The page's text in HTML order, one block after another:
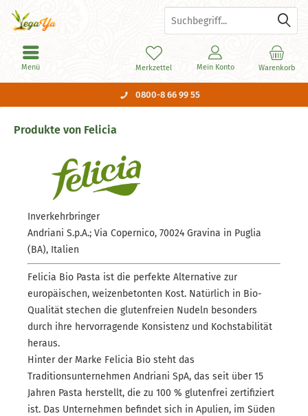
0800-8 66 99 55
Warenkorb
Merkzettel Mein Konto
Menü
Produkte von Felicia
Inverkehrbringer
Andriani S.p.A.; Via Copernico, 70024 Gravina in Puglia
(BA), Italien
Felicia Bio Pasta ist die perfekte Alternative zur
europäischen, weizenbetonten Kost. Natürlich in Bio-
Qualität stechen die glutenfreien Nudeln besonders
durch ihre hervorragende Konsistenz und Kochstabilität
heraus.
Hinter der Marke Felicia Bio steht das
Traditionsunternehmen Andriani SpA, das seit über 15
Jahren Pasta herstellt, die zu 100 % glutenfrei zertifiziert
ist. Das Unternehmen befindet sich in Apulien, im Süden